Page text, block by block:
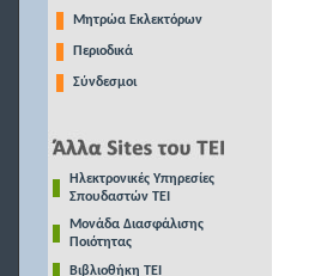
Μητρώα Εκλεκτόρων
Περιοδικά
Σύνδεσμοι
Ηλεκτρονικές Υπηρεσίες
Σπουδαστών ΤΕΙ
Μονάδα Διασφάλισης
Ποιότητας
Βιβλιοθήκη ΤΕΙ